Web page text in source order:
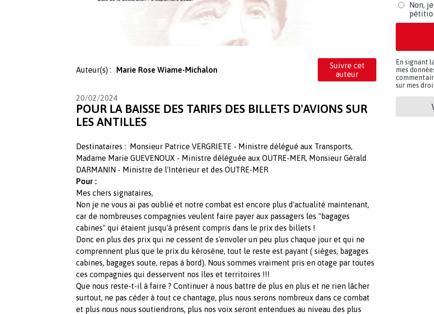
Auteur(s) : Marie Rose Wiame-Michalon
Suivre cet
auteur
20/02/2024
POUR LA BAISSE DES TARIFS DES BILLETS D'AVIONS SUR
LES ANTILLES
Destinataires : Monsieur Patrice VERGRIETE - Ministre délégué aux Transports,
Madame Marie GUEVENOUX - Ministre déléguée aux OUTRE-MER, Monsieur Gérald
DARMANIN - Ministre de l'Intérieur et des OUTRE-MER
Pour :
Mes chers signataires,
Non je ne vous ai pas oublié et notre combat est encore plus d'actualité maintenant,
car de nombreuses compagnies veulent faire payer aux passagers les "bagages
cabines" qui étaient jusqu'à présent compris dans le prix des billets !
Donc en plus des prix qui ne cessent de s'envoler un peu plus chaque jour et qui ne
comprennent plus que le prix du kérosène, tout le reste est payant ( sièges, bagages
cabines, bagages soute, repas à bord). Nous sommes vraiment pris en otage par toutes
ces compagnies qui desservent nos îles et territoires !!!
Que nous reste-t-il à faire ? Continuer à nous battre de plus en plus et ne rien lâcher
surtout, ne pas céder à tout ce chantage, plus nous serons nombreux dans ce combat
et plus nous nous soutiendrons, plus nos voix seront entendues au niveau des plus
Non,
En signant
mes
sur mes